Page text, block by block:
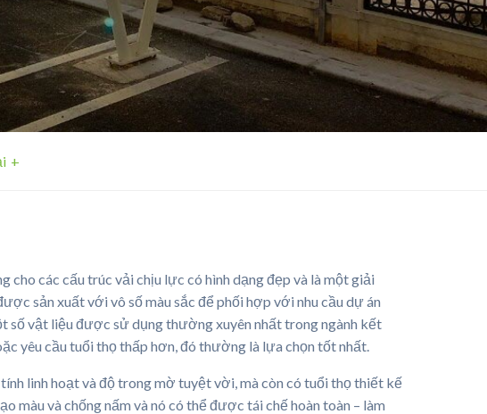
các cấu trúc vải chịu lực có hình dạng đẹp và là một giải
sản xuất với vô số màu sắc để phối hợp với nhu cầu dự án
số vật liệu được sử dụng thường xuyên nhất trong ngành kết
yêu cầu tuổi thọ thấp hơn, đó thường là lựa chọn tốt nhất.
linh hoạt và độ trong mờ tuyệt vời, mà còn có tuổi thọ thiết kế
màu và chống nấm và nó có thể được tái chế hoàn toàn – làm